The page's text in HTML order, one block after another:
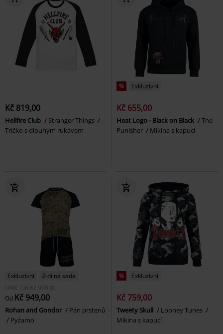
Kč 819,00
Hellfire Club
Stranger Things
Tričko s dlouhým rukávem
% Exkluzivní
Kč 655,00
Heat Logo - Black on Black
The
Punisher
Mikina s kapucí
Exkluzivní
2-dílná sada
DMC Od Kč 999,00
Od Kč 949,00
Rohan and Gondor
Pán prstenů
Pyžamo
% Exkluzivní
Kč 759,00
Tweety Skull
Looney Tunes
Mikina s kapucí